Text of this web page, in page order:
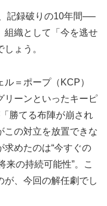
記録破りの10年間──
組織として「今を逃せ
ょう。
＝ポープ（KCP）
リーンといったキーピ
勝てる布陣が崩され
この対立を放置できな
めたのは“今すぐの
来の持続可能性”。こ
が、今回の解任劇でし